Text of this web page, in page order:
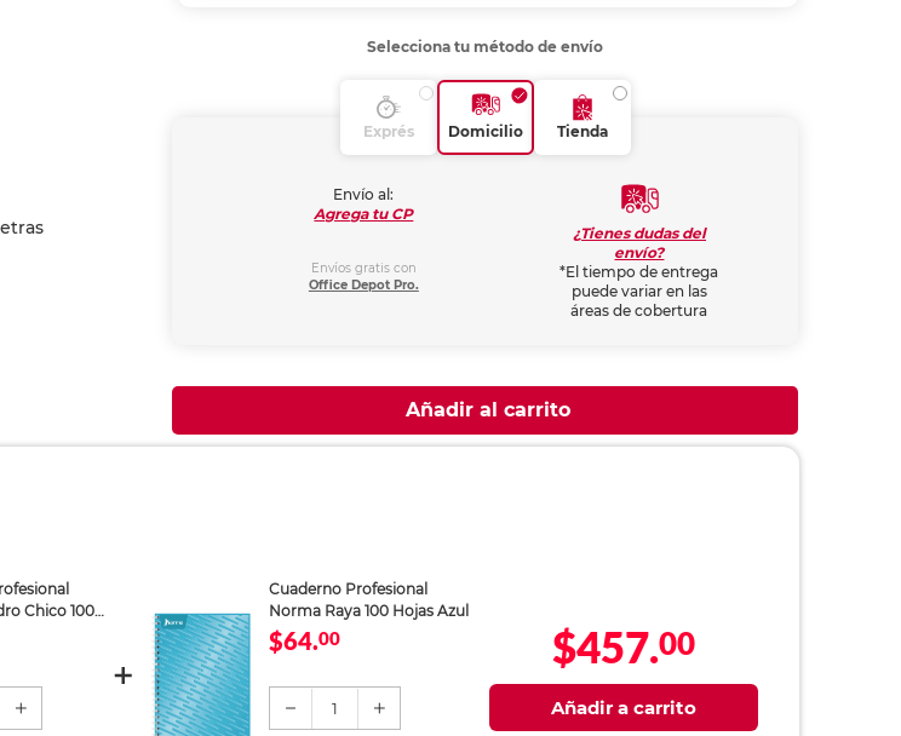
Selecciona tu método de envío
Exprés Domicilio Tienda
Envío al:
Agrega tu CP
Envíos gratis con
Office Depot Pro.
¿Tienes dudas del
envío?
*El tiempo de entrega
puede variar en las
áreas de cobertura
Añadir al carrito
Chico 100
Cuaderno Profesional
Norma Raya 100 Hojas Azul
$64.00
1
$457.00
Añadir a carrito